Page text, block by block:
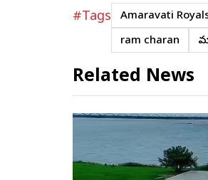
#Tags Amaravati
ram charan
Related News